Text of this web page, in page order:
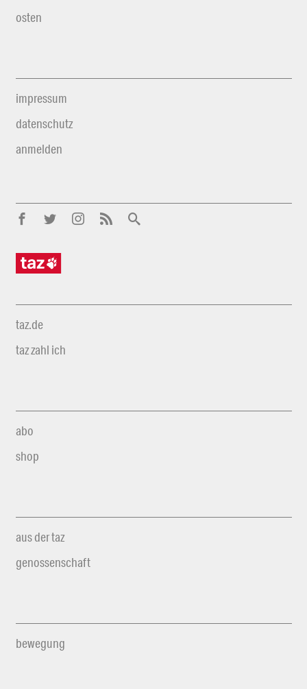
osten
impressum
datenschutz
anmelden
taz.de
taz zahl ich
abo
shop
aus der taz
genossenschaft
bewegung